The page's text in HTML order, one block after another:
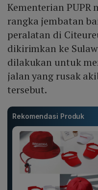
Kementerian PUPR
rangka jembatan
peralatan di
dikirimkan ke
dilakukan untuk
jalan yang rusak
tersebut.
Rekomendasi Produk